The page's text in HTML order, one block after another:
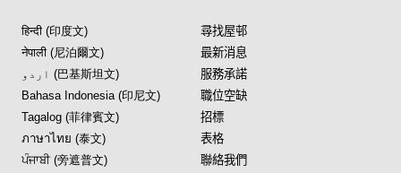
हिन्दी (印度文)
नेपाली (尼泊爾文)
اردو (巴基斯坦文)
Bahasa Indonesia (印尼文)
Tagalog (菲律賓文)
ภาษาไทย (泰文)
ਪੰਜਾਬੀ (旁遮普文)
尋找屋邨
最新消息
服務承諾
職位空缺
招標
表格
聯絡我們